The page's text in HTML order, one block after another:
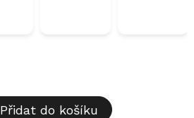
Přidat do košíku